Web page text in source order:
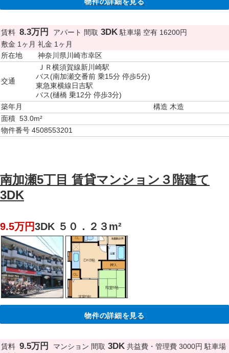
賃料 8.3万円 アパート 間取 3DK 駐車場 空有 16200円
敷金 1ヶ月 礼金 1ヶ月
所在地
神奈川県川崎市幸区
交通
ＪＲ横須賀線新川崎駅
バス(南加瀬交番前 乗15分 停歩5分)
東急東横線日吉駅
バス(樋橋 乗12分 停歩3分)
築年月
構造 木造
面積 53.0m²
物件番号 4508553201
南加瀬5丁目 賃貸マンション３階建て
3DK
9.5万円3DK ５０．２３m²
物件の詳細を見る
賃料 9.5万円 マンション 間取 3DK 共益費・管理費 3000円 駐車場